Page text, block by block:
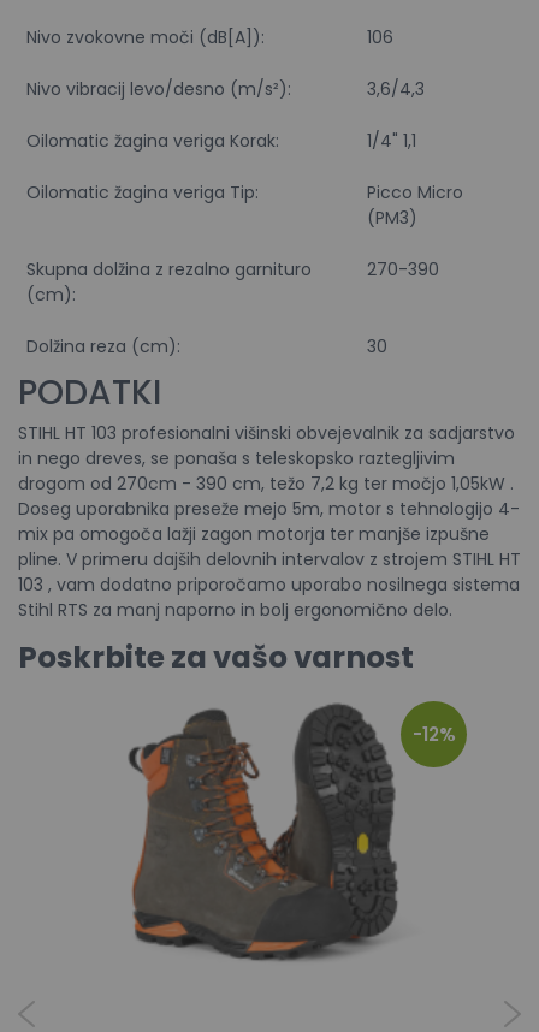
Nivo zvokovne moči (dB[A]): 106
Nivo vibracij levo/desno (m/s²): 3,6/4,3
Oilomatic žagina veriga Korak: 1/4" 1,1
Oilomatic žagina veriga Tip:
Picco Micro
(PM3)
Skupna dolžina z rezalno garnituro
(cm):
270-390
Dolžina reza (cm): 30
PODATKI
STIHL HT 103 profesionalni višinski obvejevalnik za sadjarstvo
in nego dreves, se ponaša s teleskopsko raztegljivim
drogom od 270cm - 390 cm, težo 7,2 kg ter močjo 1,05kW .
Doseg uporabnika preseže mejo 5m, motor s tehnologijo 4-
mix pa omogoča lažji zagon motorja ter manjše izpušne
pline. V primeru dajših delovnih intervalov z strojem STIHL HT
103 , vam dodatno priporočamo uporabo nosilnega sistema
Stihl RTS za manj naporno in bolj ergonomično delo.
Poskrbite za vašo varnost
-12%